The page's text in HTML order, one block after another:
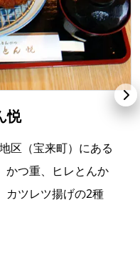
悦
区（宝来町）にある
かつ重、ヒレとんか
カツレツ揚げの2種